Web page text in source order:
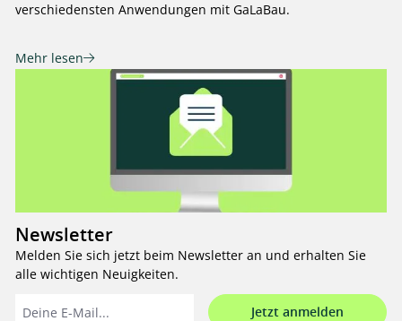
verschiedensten Anwendungen mit GaLaBau.
Mehr lesen
Newsletter
Melden Sie sich jetzt beim Newsletter an und erhalten Sie
alle wichtigen Neuigkeiten.
Jetzt anmelden